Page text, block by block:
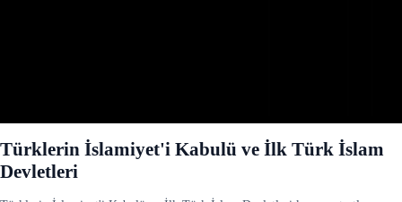
Türklerin İslamiyet'i Kabulü ve İlk Türk İslam
Devletleri